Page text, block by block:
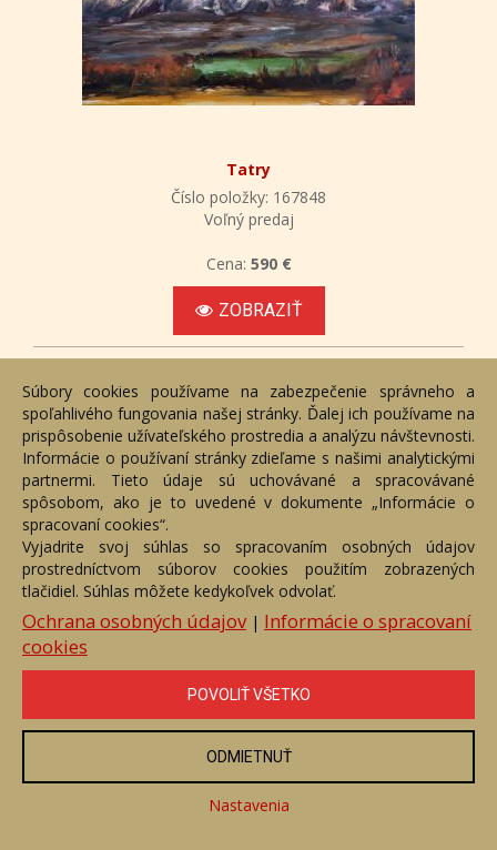
Tatry
Číslo položky: 167848
Voľný predaj
Cena: 590 €
ZOBRAZIŤ
Tatry
Voľný predaj
ZOBRAZIŤ
Súbory cookies používame na zabezpečenie správneho a
spoľahlivého fungovania našej stránky. Ďalej ich používame na
prispôsobenie užívateľského prostredia a analýzu návštevnosti.
Informácie o používaní stránky zdieľame s našimi analytickými
partnermi. Tieto údaje sú uchovávané a spracovávané
spôsobom, ako je to uvedené v dokumente „Informácie o
spracovaní cookies“.
Vyjadrite svoj súhlas so spracovaním osobných údajov
prostredníctvom súborov cookies použitím zobrazených
tlačidiel. Súhlas môžete kedykoľvek odvolať.
Ochrana osobných údajov| Informácie o spracovaní
cookies
POVOLIŤ VŠETKO
ODMIETNUŤ
Nastavenia